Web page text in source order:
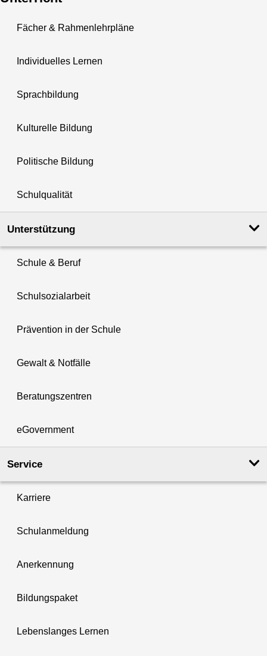
Fächer & Rahmenlehrpläne
Individuelles Lernen
Sprachbildung
Kulturelle Bildung
Politische Bildung
Schulqualität
Unterstützung
Schule & Beruf
Schulsozialarbeit
Prävention in der Schule
Gewalt & Notfälle
Beratungszentren
eGovernment
Service
Karriere
Schulanmeldung
Anerkennung
Bildungspaket
Lebenslanges Lernen